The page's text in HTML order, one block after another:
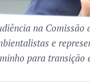
na Comissão
e
para transição